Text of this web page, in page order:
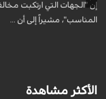
إن "الجهات التي ارتكبت
المناسب"، مشيراً إلى أن ...
الأكثر مشاهدة